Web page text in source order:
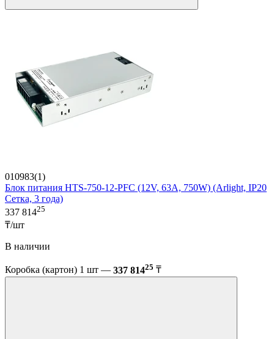
010983(1)
Блок питания HTS-750-12-PFC (12V, 63A, 750W) (Arlight, IP20
Сетка, 3 года)
337 81425
₸/шт
В наличии
Коробка (картон) 1 шт — 337 81425 ₸